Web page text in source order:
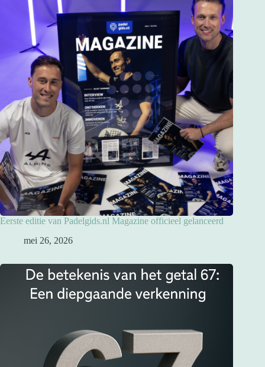
Eerste editie van Padelgids.nl Magazine officieel gelanceerd
mei 26, 2026